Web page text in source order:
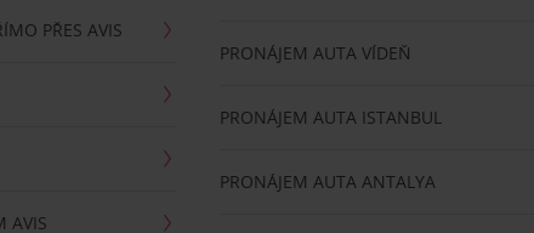
PŘES AVIS
AVIS
PRONÁJEM AUTA VÍDEŇ
PRONÁJEM AUTA ISTANBUL
PRONÁJEM AUTA ANTALYA